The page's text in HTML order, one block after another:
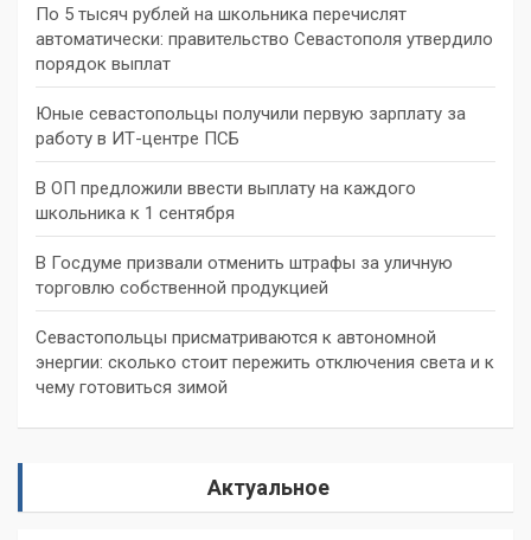
По 5 тысяч рублей на школьника перечислят
автоматически: правительство Севастополя утвердило
порядок выплат
Юные севастопольцы получили первую зарплату за
работу в ИТ-центре ПСБ
В ОП предложили ввести выплату на каждого
школьника к 1 сентября
В Госдуме призвали отменить штрафы за уличную
торговлю собственной продукцией
Севастопольцы присматриваются к автономной
энергии: сколько стоит пережить отключения света и к
чему готовиться зимой
Актуальное